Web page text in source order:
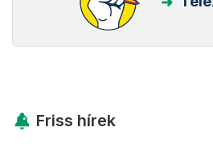
Friss hírek